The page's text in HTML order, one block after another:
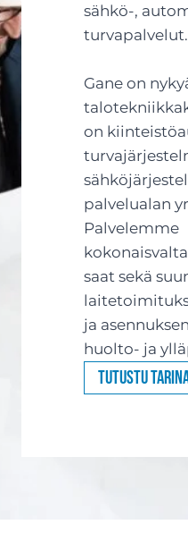
sähkö-,
turvapalvelut.
Gane on
on
palvelualan
Palvelemme
saat sekä
ja
huolto- ja
Tutustu